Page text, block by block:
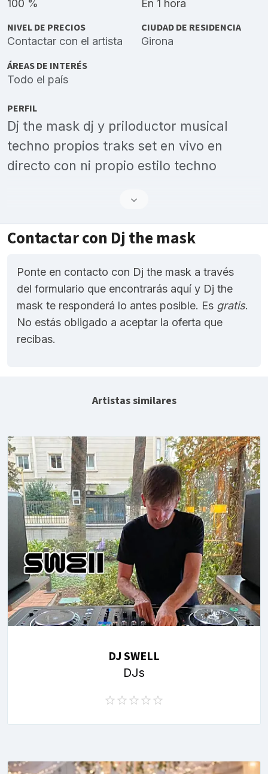
100 % En 1 hora
NIVEL DE PRECIOS
Contactar con el artista
CIUDAD DE RESIDENCIA
Girona
ÁREAS DE INTERÉS
Todo el país
PERFIL
Dj the mask dj y priloductor musical
techno propios traks set en vivo en
directo con ni propio estilo techno
Contactar con Dj the mask
Ponte en contacto con Dj the mask a través
del formulario que encontrarás aquí y Dj the
mask te responderá lo antes posible. Es gratis.
No estás obligado a aceptar la oferta que
recibas.
Artistas similares
DJ SWELL
DJs